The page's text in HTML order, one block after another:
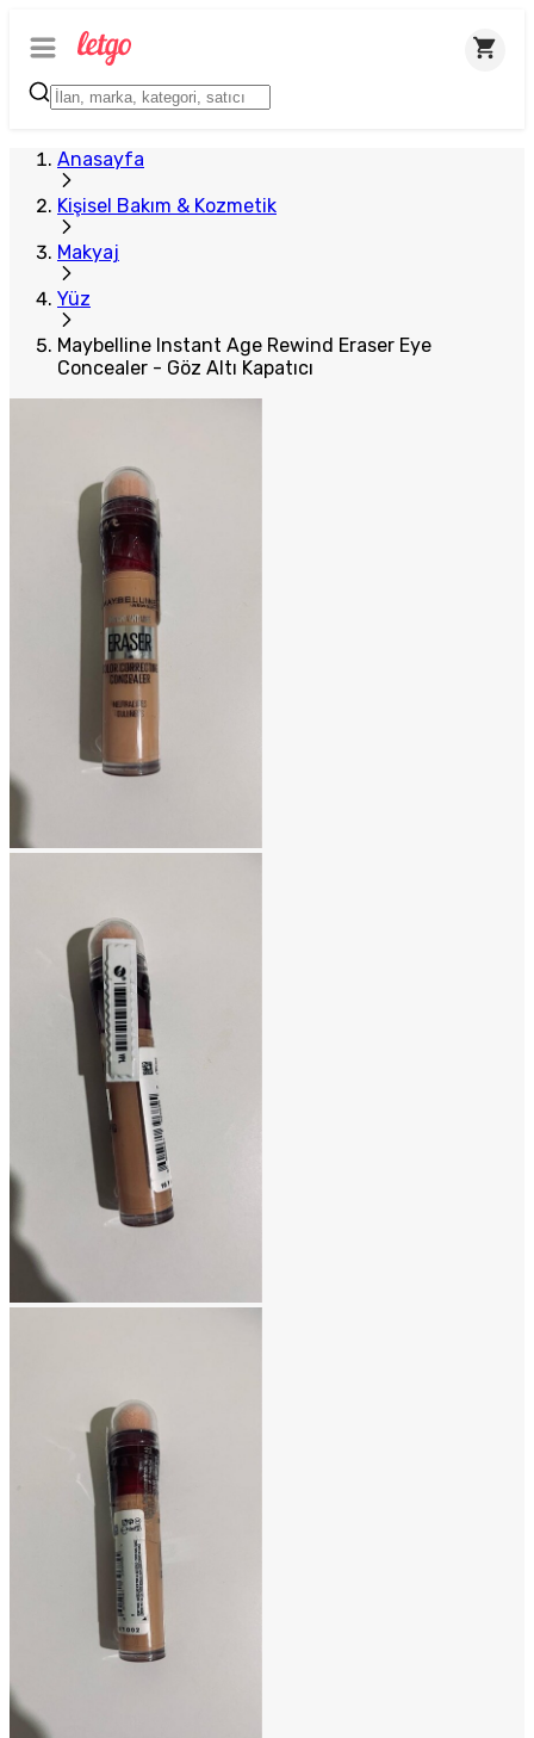
Anasayfa
Kişisel Bakım & Kozmetik
Makyaj
Yüz
Maybelline Instant Age Rewind Eraser Eye
Concealer - Göz Altı Kapatıcı